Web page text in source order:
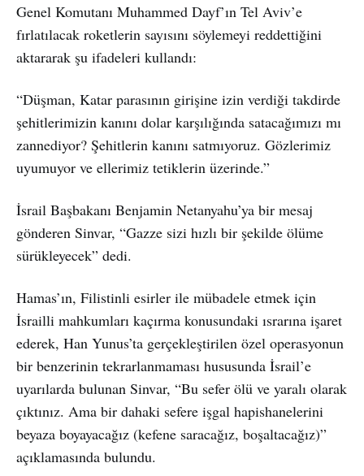
Genel Komutanı Muhammed Dayf’ın Tel Aviv’e
fırlatılacak roketlerin sayısını söylemeyi reddettiğini
aktararak şu ifadeleri kullandı:
“Düşman, Katar parasının girişine izin verdiği takdirde
şehitlerimizin kanını dolar karşılığında satacağımızı mı
zannediyor? Şehitlerin kanını satmıyoruz. Gözlerimiz
uyumuyor ve ellerimiz tetiklerin üzerinde.”
İsrail Başbakanı Benjamin Netanyahu’ya bir mesaj
gönderen Sinvar, “Gazze sizi hızlı bir şekilde ölüme
sürükleyecek” dedi.
Hamas’ın, Filistinli esirler ile mübadele etmek için
İsrailli mahkumları kaçırma konusundaki ısrarına işaret
ederek, Han Yunus’ta gerçekleştirilen özel operasyonun
bir benzerinin tekrarlanmaması hususunda İsrail’e
uyarılarda bulunan Sinvar, “Bu sefer ölü ve yaralı olarak
çıktınız. Ama bir dahaki sefere işgal hapishanelerini
beyaza boyayacağız (kefene saracağız, boşaltacağız)”
açıklamasında bulundu.